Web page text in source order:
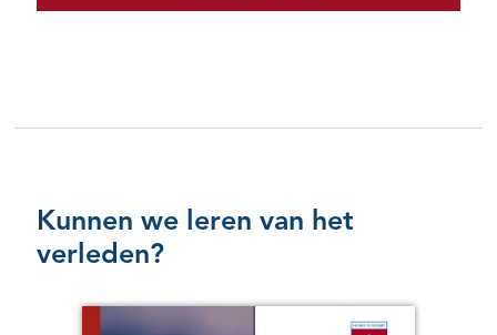
Kunnen we leren van het
verleden?